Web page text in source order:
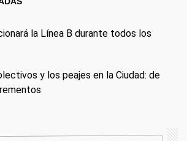
la Línea B durante todos los
y los peajes en la Ciudad: de